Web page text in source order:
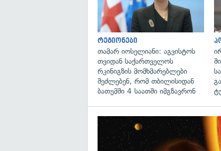
რეგიონები
თამარ იოსელიანი: აგვისტოს
თვიდან საქართველოს
რკინიგზის მომხმარებლები
შეძლებენ, რომ თბილისიდან
ბათუმში 4 საათში იმგზავრონ